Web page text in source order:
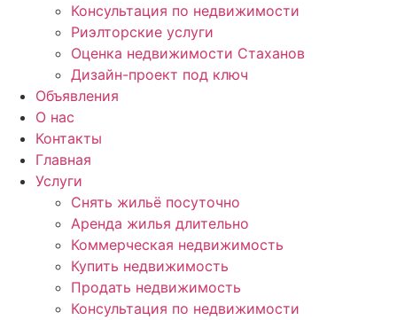
Консультация по недвижимости
Риэлторские услуги
Оценка недвижимости Стаханов
Дизайн-проект под ключ
Объявления
О нас
Контакты
Главная
Услуги
Снять жильё посуточно
Аренда жилья длительно
Коммерческая недвижимость
Купить недвижимость
Продать недвижимость
Консультация по недвижимости